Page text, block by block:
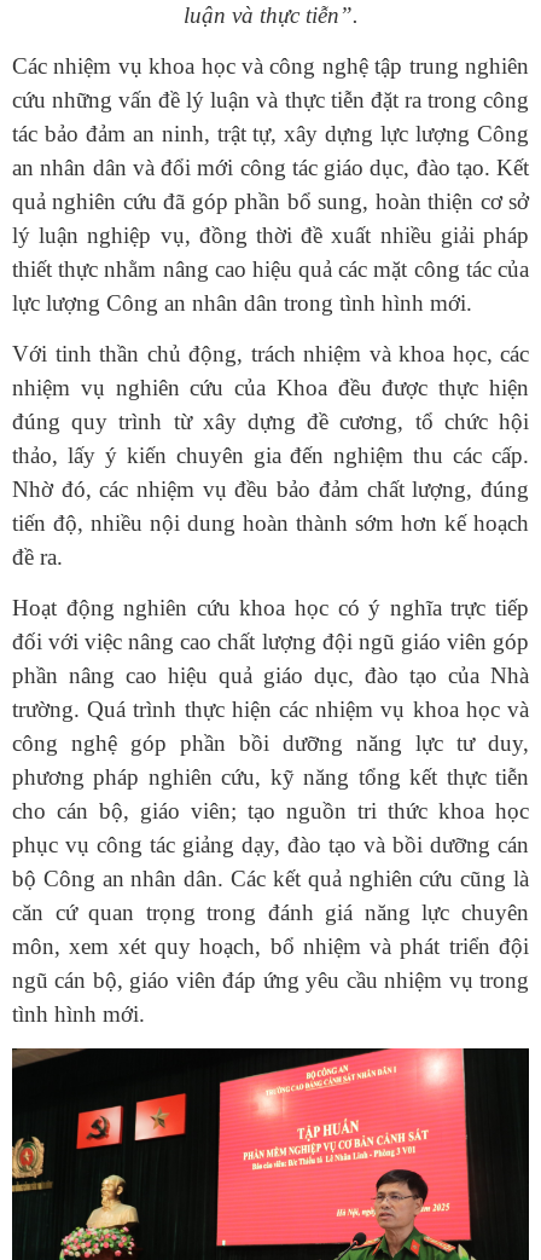
luận và thực tiễn”.
Các nhiệm vụ khoa học và công nghệ tập trung nghiên
cứu những vấn đề lý luận và thực tiễn đặt ra trong công
tác bảo đảm an ninh, trật tự, xây dựng lực lượng Công
an nhân dân và đổi mới công tác giáo dục, đào tạo. Kết
quả nghiên cứu đã góp phần bổ sung, hoàn thiện cơ sở
lý luận nghiệp vụ, đồng thời đề xuất nhiều giải pháp
thiết thực nhằm nâng cao hiệu quả các mặt công tác của
lực lượng Công an nhân dân trong tình hình mới.
Với tinh thần chủ động, trách nhiệm và khoa học, các
nhiệm vụ nghiên cứu của Khoa đều được thực hiện
đúng quy trình từ xây dựng đề cương, tổ chức hội
thảo, lấy ý kiến chuyên gia đến nghiệm thu các cấp.
Nhờ đó, các nhiệm vụ đều bảo đảm chất lượng, đúng
tiến độ, nhiều nội dung hoàn thành sớm hơn kế hoạch
đề ra.
Hoạt động nghiên cứu khoa học có ý nghĩa trực tiếp
đối với việc nâng cao chất lượng đội ngũ giáo viên góp
phần nâng cao hiệu quả giáo dục, đào tạo của Nhà
trường. Quá trình thực hiện các nhiệm vụ khoa học và
công nghệ góp phần bồi dưỡng năng lực tư duy,
phương pháp nghiên cứu, kỹ năng tổng kết thực tiễn
cho cán bộ, giáo viên; tạo nguồn tri thức khoa học
phục vụ công tác giảng dạy, đào tạo và bồi dưỡng cán
bộ Công an nhân dân. Các kết quả nghiên cứu cũng là
căn cứ quan trọng trong đánh giá năng lực chuyên
môn, xem xét quy hoạch, bổ nhiệm và phát triển đội
ngũ cán bộ, giáo viên đáp ứng yêu cầu nhiệm vụ trong
tình hình mới.